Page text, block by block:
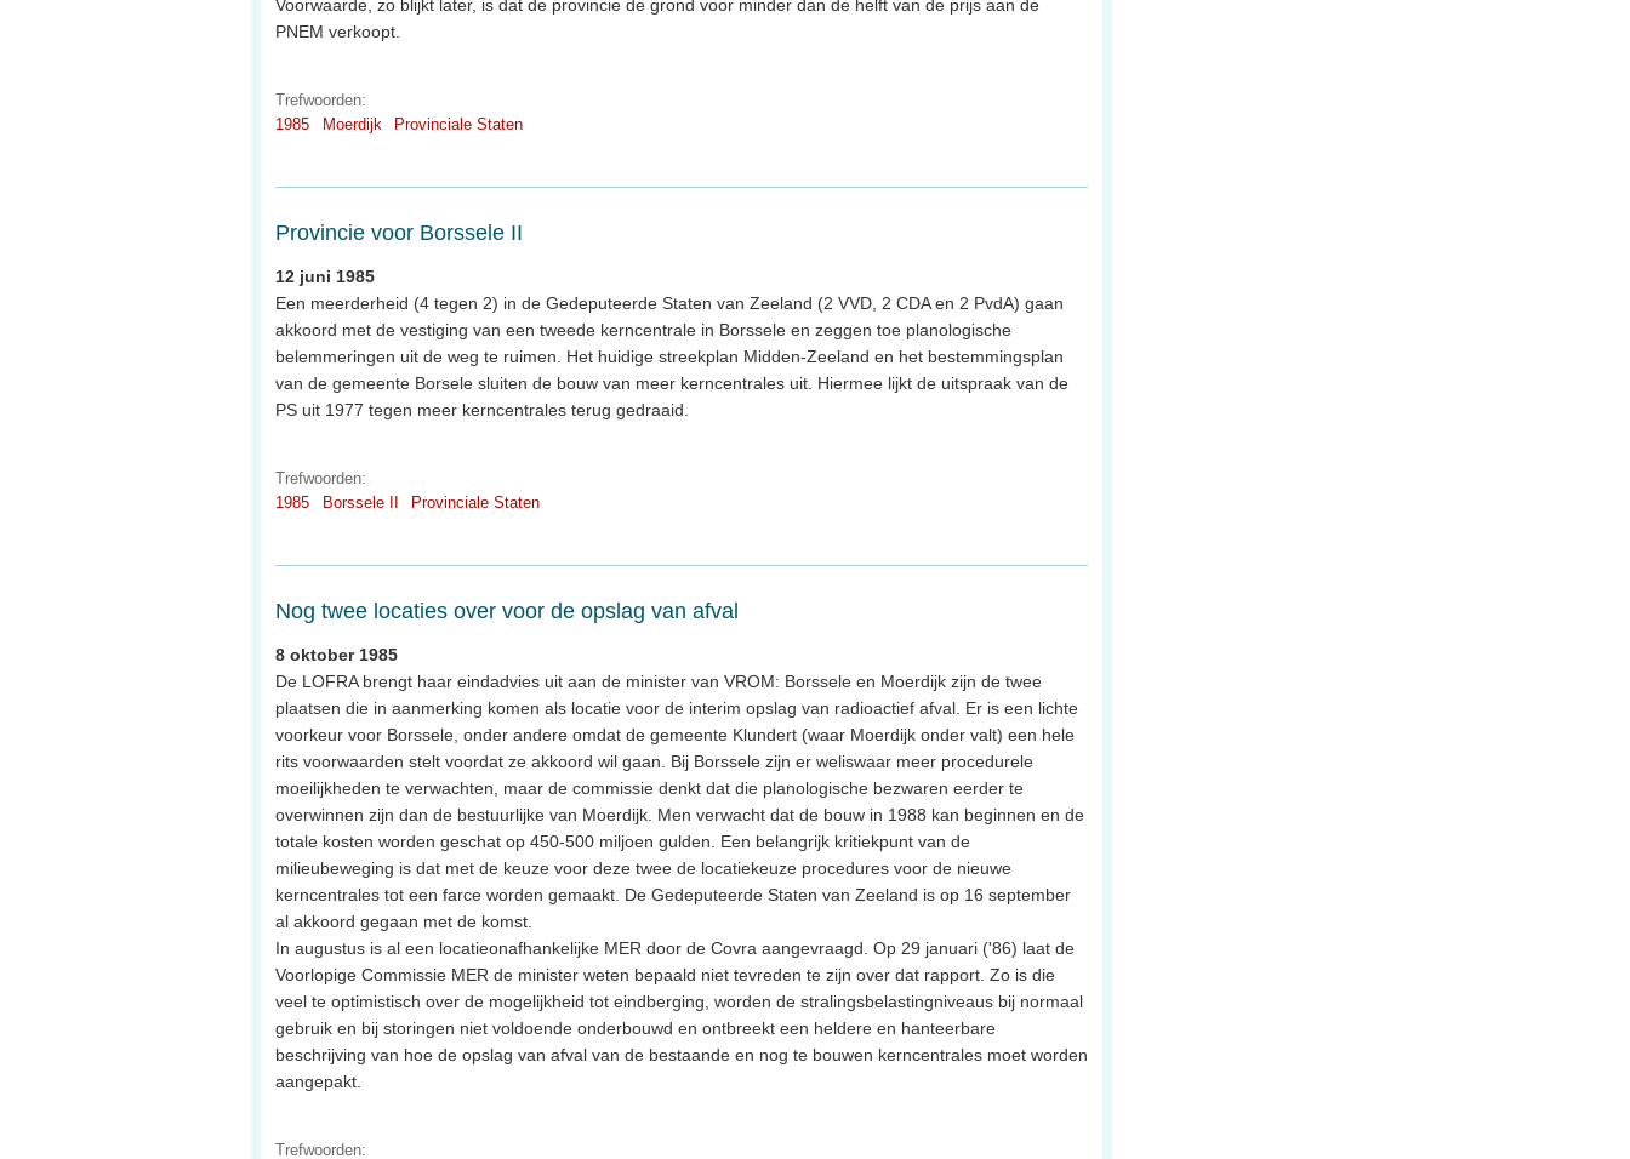
Voorwaarde, zo blijkt later, is dat de provincie de grond voor minder dan de helft van de prijs aan de
PNEM verkoopt.
Trefwoorden:
1985
Moerdijk Provinciale Staten
Provincie voor Borssele II
12 juni 1985
Een meerderheid (4 tegen 2) in de Gedeputeerde Staten van Zeeland (2 VVD, 2 CDA en 2 PvdA) gaan
akkoord met de vestiging van een tweede kerncentrale in Borssele en zeggen toe planologische
belemmeringen uit de weg te ruimen. Het huidige streekplan Midden-Zeeland en het bestemmingsplan
van de gemeente Borsele sluiten de bouw van meer kerncentrales uit. Hiermee lijkt de uitspraak van de
PS uit 1977 tegen meer kerncentrales terug gedraaid.
Trefwoorden:
1985
Borssele II Provinciale Staten
Nog twee locaties over voor de opslag van afval
8 oktober 1985
De LOFRA brengt haar eindadvies uit aan de minister van VROM: Borssele en Moerdijk zijn de twee
plaatsen die in aanmerking komen als locatie voor de interim opslag van radioactief afval. Er is een lichte
voorkeur voor Borssele, onder andere omdat de gemeente Klundert (waar Moerdijk onder valt) een hele
rits voorwaarden stelt voordat ze akkoord wil gaan. Bij Borssele zijn er weliswaar meer procedurele
moeilijkheden te verwachten, maar de commissie denkt dat die planologische bezwaren eerder te
overwinnen zijn dan de bestuurlijke van Moerdijk. Men verwacht dat de bouw in 1988 kan beginnen en de
totale kosten worden geschat op 450-500 miljoen gulden. Een belangrijk kritiekpunt van de
milieubeweging is dat met de keuze voor deze twee de locatiekeuze procedures voor de nieuwe
kerncentrales tot een farce worden gemaakt. De Gedeputeerde Staten van Zeeland is op 16 september
al akkoord gegaan met de komst.
In augustus is al een locatieonafhankelijke MER door de Covra aangevraagd. Op 29 januari ('86) laat de
Voorlopige Commissie MER de minister weten bepaald niet tevreden te zijn over dat rapport. Zo is die
veel te optimistisch over de mogelijkheid tot eindberging, worden de stralingsbelastingniveaus bij normaal
gebruik en bij storingen niet voldoende onderbouwd en ontbreekt een heldere en hanteerbare
beschrijving van hoe de opslag van afval van de bestaande en nog te bouwen kerncentrales moet worden
aangepakt.
Trefwoorden: